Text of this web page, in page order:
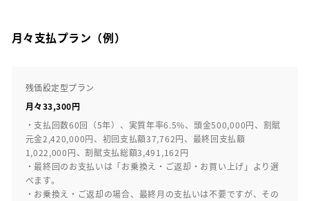
月々支払プラン（例）
残価設定型プラン
月々33,300円
・支払回数60回（5年）、実質年率6.5%、頭金500,000円、割賦
元金2,420,000円、初回支払額37,762円、最終回支払額
1,022,000円、割賦支払総額3,491,162円
・最終回のお支払いは「お乗換え・ご返却・お買い上げ」より選
べます。
・お乗換え・ご返却の場合、最終月の支払いは不要ですが、その